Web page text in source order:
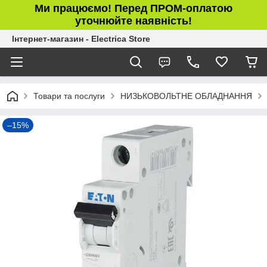
Ми працюємо! Перед ПРОМ-оплатою
уточнюйте наявність!
Інтернет-магазин - Electrica Store
Товари та послуги НИЗЬКОВОЛЬТНЕ ОБЛАДНАННЯ
–15%